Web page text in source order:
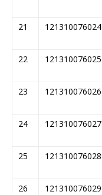
21
121310076024
22
121310076025
23
121310076026
24
121310076027
25
121310076028
26
121310076029